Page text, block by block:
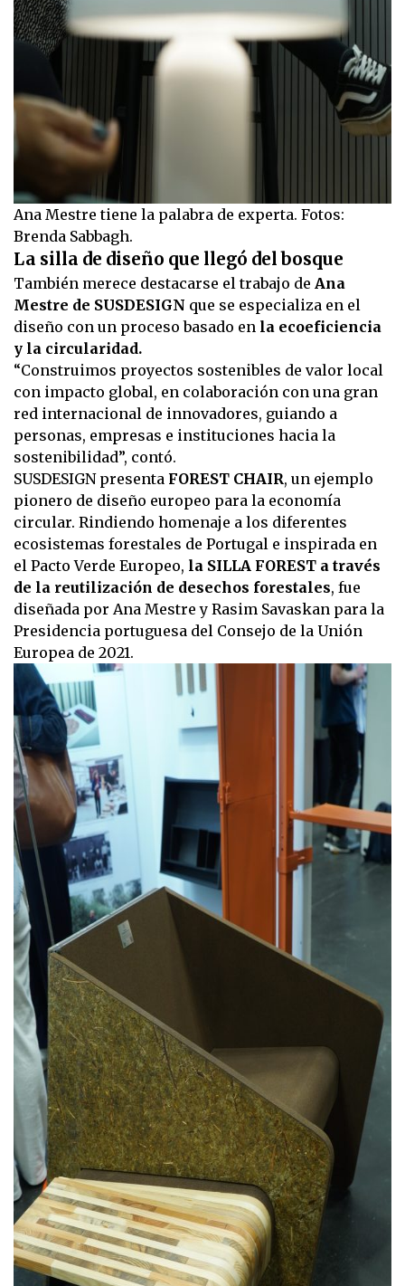
Ana Mestre tiene la palabra de experta. Fotos:
Brenda Sabbagh.
La silla de diseño que llegó del bosque
También merece destacarse el trabajo de Ana
Mestre de SUSDESIGN que se especializa en el
diseño con un proceso basado en la ecoeficiencia
y la circularidad.
“Construimos proyectos sostenibles de valor local
con impacto global, en colaboración con una gran
red internacional de innovadores, guiando a
personas, empresas e instituciones hacia la
sostenibilidad”, contó.
SUSDESIGN presenta FOREST CHAIR, un ejemplo
pionero de diseño europeo para la economía
circular. Rindiendo homenaje a los diferentes
ecosistemas forestales de Portugal e inspirada en
el Pacto Verde Europeo, la SILLA FOREST a través
de la reutilización de desechos forestales, fue
diseñada por Ana Mestre y Rasim Savaskan para la
Presidencia portuguesa del Consejo de la Unión
Europea de 2021.